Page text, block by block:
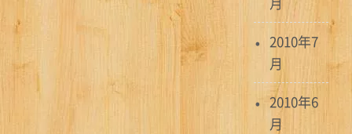
2010年7
月
2010年6
月